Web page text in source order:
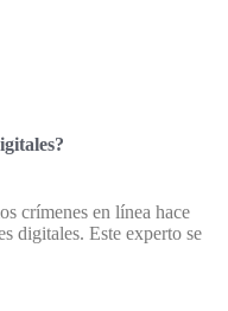
crímenes en línea hace
digitales. Este experto se